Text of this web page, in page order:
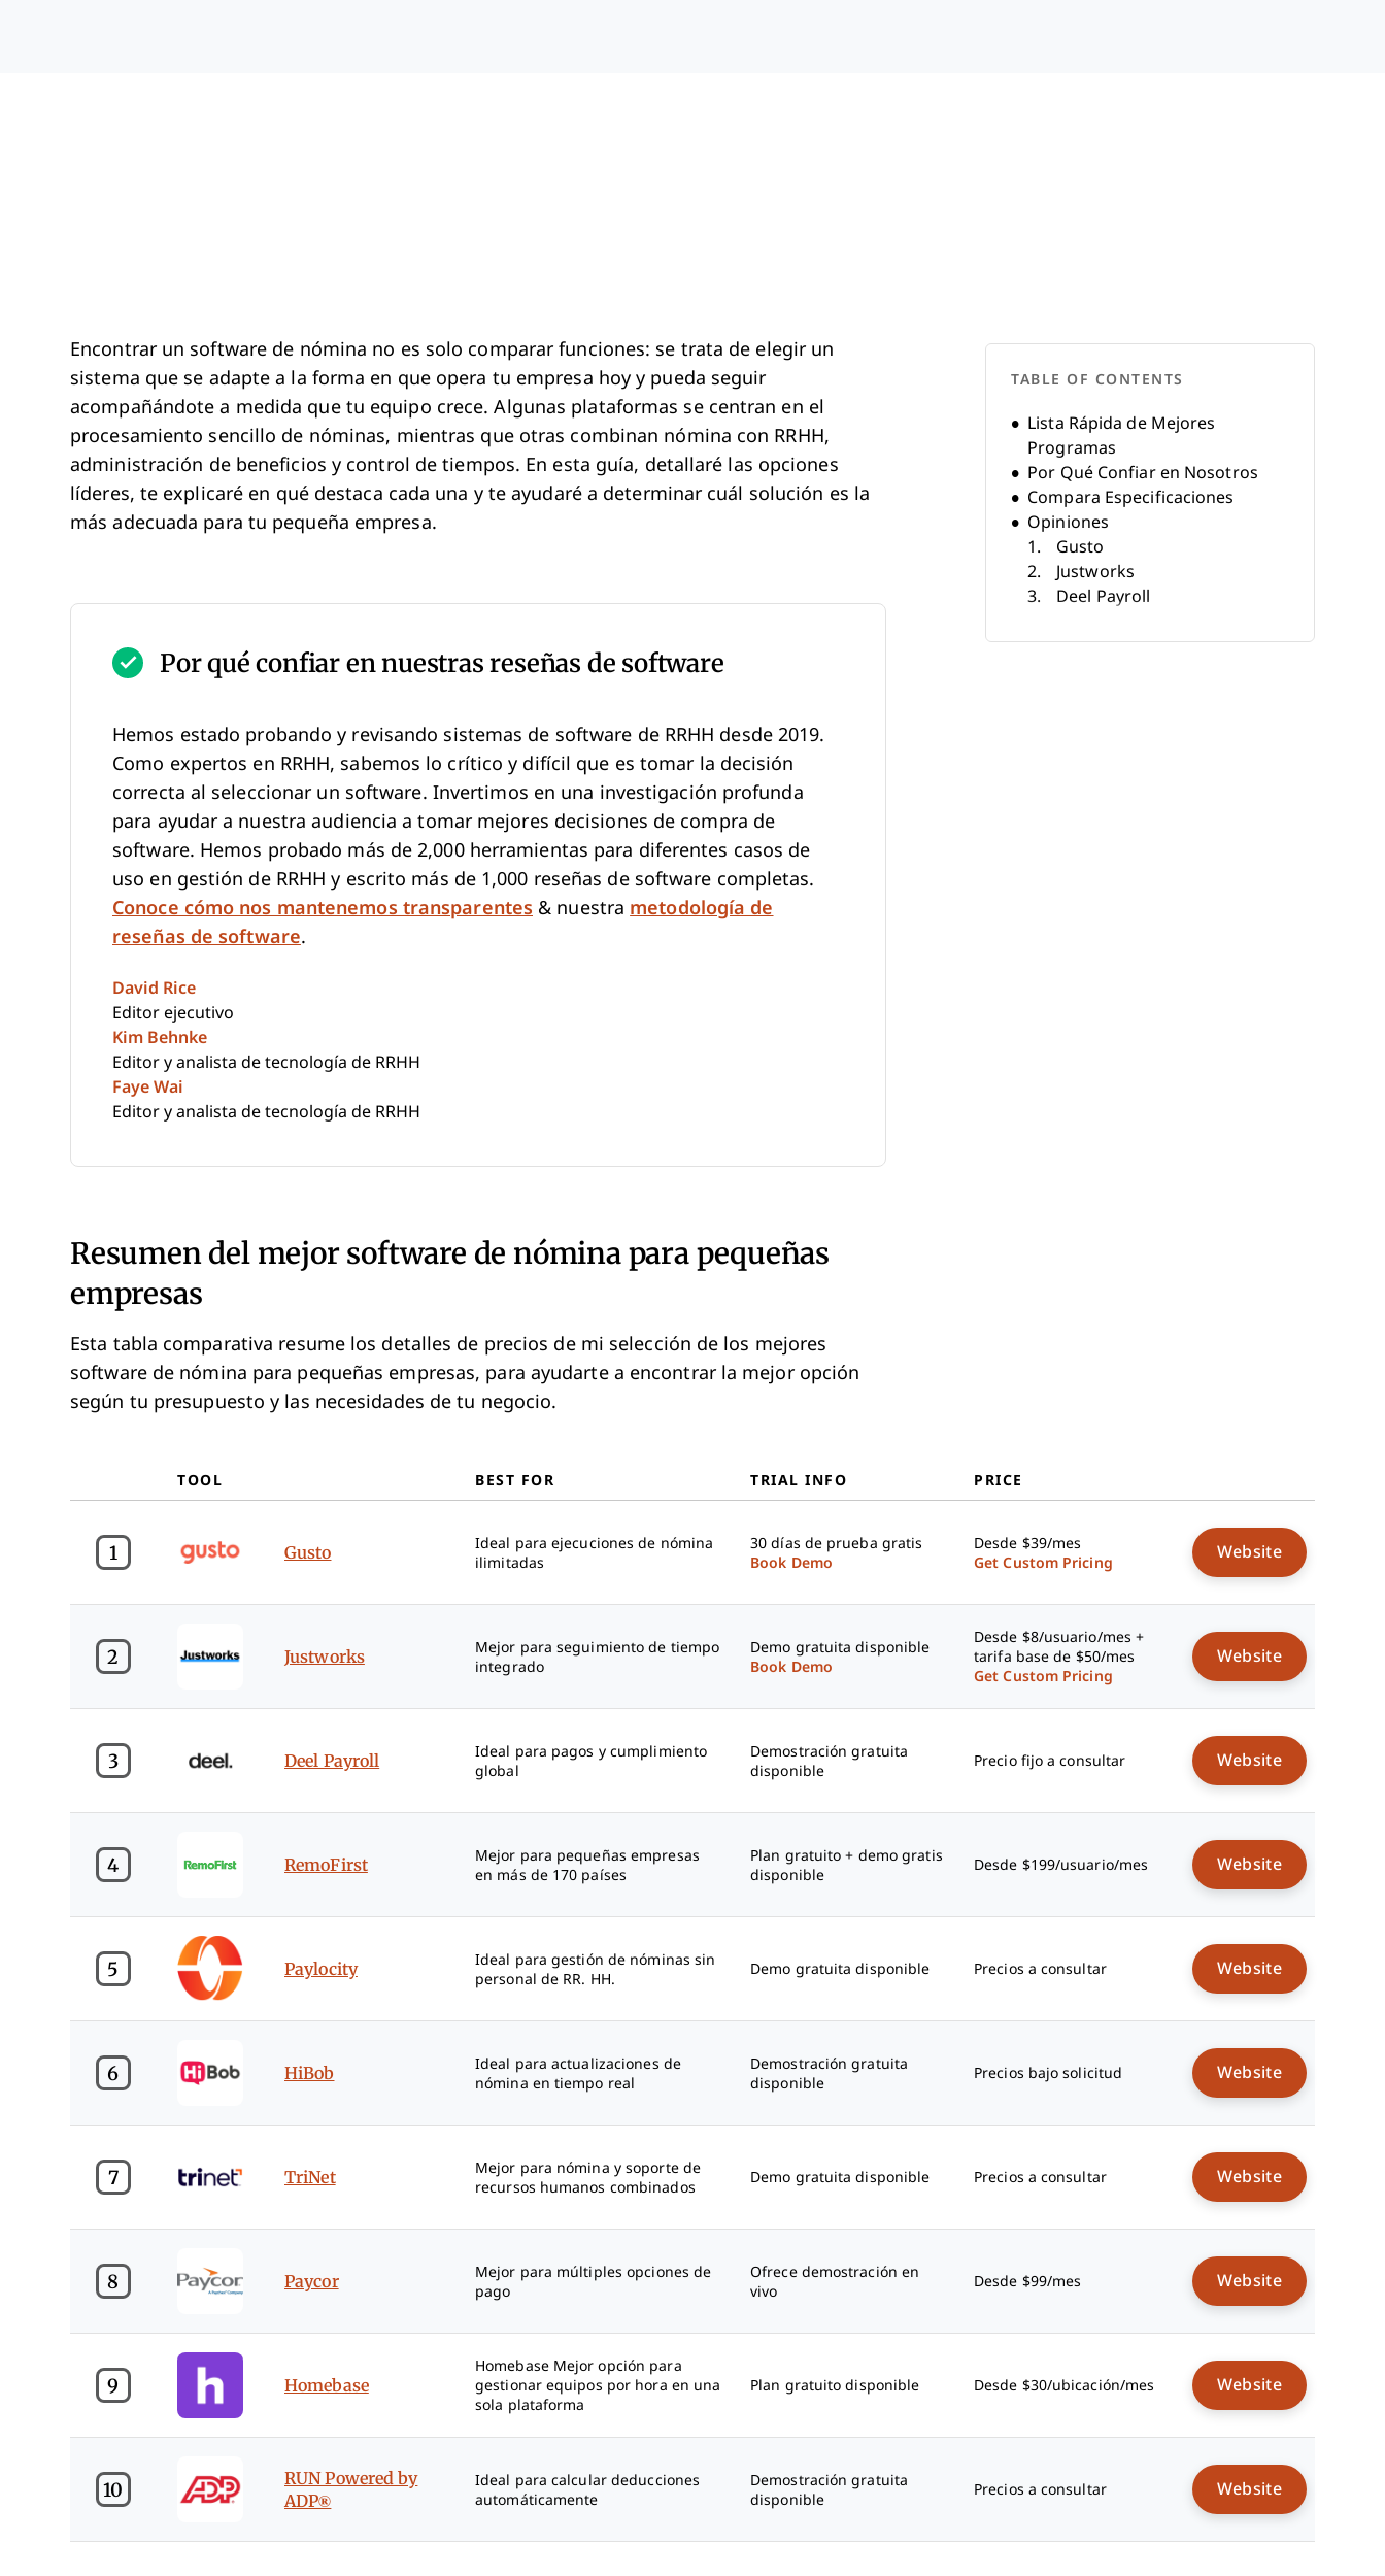
Encontrar un software de nómina no es solo comparar funciones: se trata de elegir un
sistema que se adapte a la forma en que opera tu empresa hoy y pueda seguir
acompañándote a medida que tu equipo crece. Algunas plataformas se centran en el
procesamiento sencillo de nóminas, mientras que otras combinan nómina con RRHH,
administración de beneficios y control de tiempos. En esta guía, detallaré las opciones
líderes, te explicaré en qué destaca cada una y te ayudaré a determinar cuál solución es la
más adecuada para tu pequeña empresa.
Por qué confiar en nuestras reseñas de software
Hemos estado probando y revisando sistemas de software de RRHH desde 2019.
Como expertos en RRHH, sabemos lo crítico y difícil que es tomar la decisión
correcta al seleccionar un software. Invertimos en una investigación profunda
para ayudar a nuestra audiencia a tomar mejores decisiones de compra de
software. Hemos probado más de 2,000 herramientas para diferentes casos de
uso en gestión de RRHH y escrito más de 1,000 reseñas de software completas.
Conoce cómo nos mantenemos transparentes & nuestra metodología de
reseñas de software.
David Rice
Editor ejecutivo
Kim Behnke
Editor y analista de tecnología de RRHH
Faye Wai
Editor y analista de tecnología de RRHH
Resumen del mejor software de nómina para pequeñas
empresas
Esta tabla comparativa resume los detalles de precios de mi selección de los mejores
software de nómina para pequeñas empresas, para ayudarte a encontrar la mejor opción
según tu presupuesto y las necesidades de tu negocio.
TOOL BEST FOR TRIAL INFO PRICE
1 Gusto
Ideal para ejecuciones de nómina
ilimitadas
30 días de prueba gratis
Book Demo
Desde $39/mes
Get Custom Pricing
Website
2 Justworks
Mejor para seguimiento de tiempo
integrado
Demo gratuita disponible
Book Demo
Desde $8/usuario/mes +
tarifa base de $50/mes
Get Custom Pricing
Website
3 Deel Payroll
Ideal para pagos y cumplimiento
global
Demostración gratuita
disponible
Precio fijo a consultar Website
4 RemoFirst
Mejor para pequeñas empresas
en más de 170 países
Plan gratuito + demo gratis
disponible
Desde $199/usuario/mes Website
5 Paylocity
Ideal para gestión de nóminas sin
personal de RR. HH.
Demo gratuita disponible Precios a consultar Website
6 HiBob
Ideal para actualizaciones de
nómina en tiempo real
Demostración gratuita
disponible
Precios bajo solicitud Website
7 TriNet
Mejor para nómina y soporte de
recursos humanos combinados
Demo gratuita disponible Precios a consultar Website
8 Paycor
Mejor para múltiples opciones de
pago
Ofrece demostración en
vivo
Desde $99/mes Website
9 Homebase
Homebase Mejor opción para
gestionar equipos por hora en una
sola plataforma
Plan gratuito disponible Desde $30/ubicación/mes Website
10
RUN Powered by
ADP®
Ideal para calcular deducciones
automáticamente
Demostración gratuita
disponible
Precios a consultar Website
TABLE OF CONTENTS
Lista Rápida de Mejores
Programas
Por Qué Confiar en Nosotros
Compara Especificaciones
Opiniones
Gusto
Justworks
Deel Payroll
Paylocity